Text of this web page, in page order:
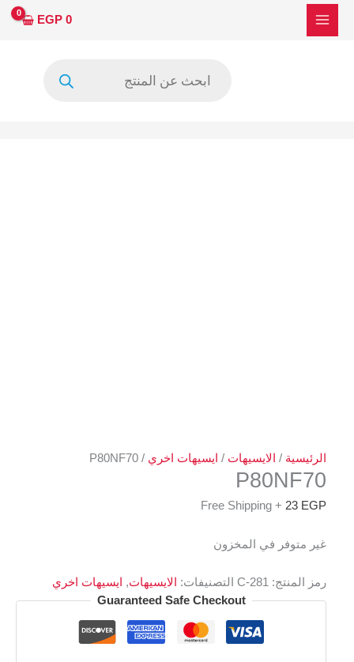
تخطي
0
EGP
الرئيسية / الايسيهات / ايسيهات اخري / P80NF70
P80NF70
23 EGP
+ Free Shipping
غير متوفر في المخزون
رمز المنتج: C-281 التصنيفات: الايسيهات,
ايسيهات اخري
Guaranteed Safe Checkout